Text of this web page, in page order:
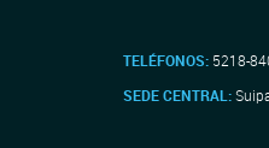
TELÉFONOS: 5218-
SEDE CENTRAL: